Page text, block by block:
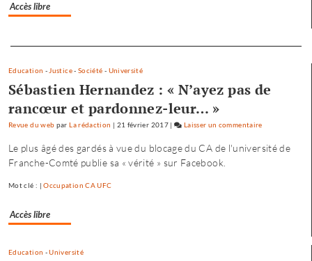
Accès libre
Separateur
Education - Justice- Société - Université
Sébastien Hernandez : « N’ayez pas de
rancœur et pardonnez-leur… »
Revue du web parLa rédaction | 21 février 2017| Laisser un commentaire
du
Le plus âgé des gardés à vue du blocage du CA de l'université de
Franche-Comté publie sa « vérité » sur Facebook.
Mot clé : |Occupation CA UFC
Accès libre
Education -Université